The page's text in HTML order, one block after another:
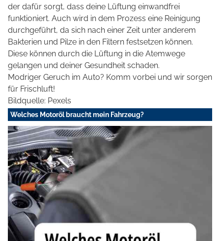
der dafür sorgt, dass deine Lüftung einwandfrei
funktioniert. Auch wird in dem Prozess eine Reinigung
durchgeführt, da sich nach einer Zeit unter anderem
Bakterien und Pilze in den Filtern festsetzen können.
Diese können durch die Lüftung in die Atemwege
gelangen und deiner Gesundheit schaden.
Modriger Geruch im Auto? Komm vorbei und wir sorgen
für Frischluft!
Bildquelle: Pexels
Welches Motoröl braucht mein Fahrzeug?